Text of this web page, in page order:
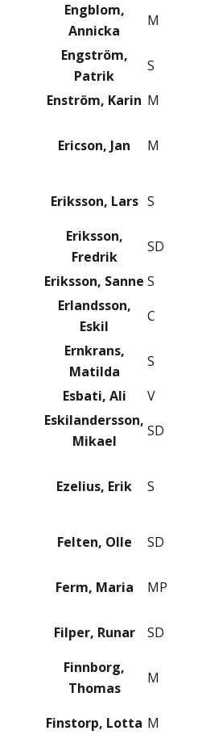
Engblom,
Annicka
M
Engström,
Patrik
S
Enström, Karin M
Ericson, Jan M
Eriksson, Lars S
Eriksson,
Fredrik
SD
Eriksson, Sanne S
Erlandsson,
Eskil
C
Ernkrans,
Matilda
S
Esbati, Ali
V
Eskilandersson,
Mikael
SD
Ezelius, Erik S
Felten, Olle SD
Ferm, Maria MP
Filper, Runar SD
Finnborg,
Thomas
M
Finstorp, Lotta M